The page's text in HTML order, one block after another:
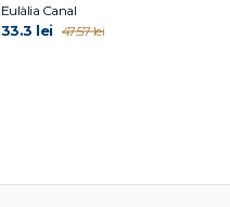
Eulàlia Canal
33.3 lei 47.57 lei